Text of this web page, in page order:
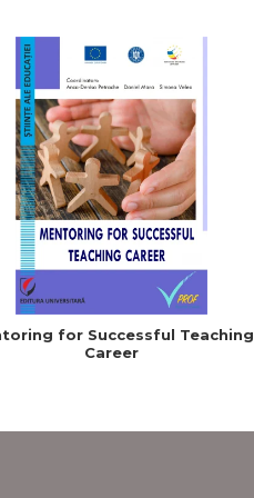
for Successful Teaching
Career